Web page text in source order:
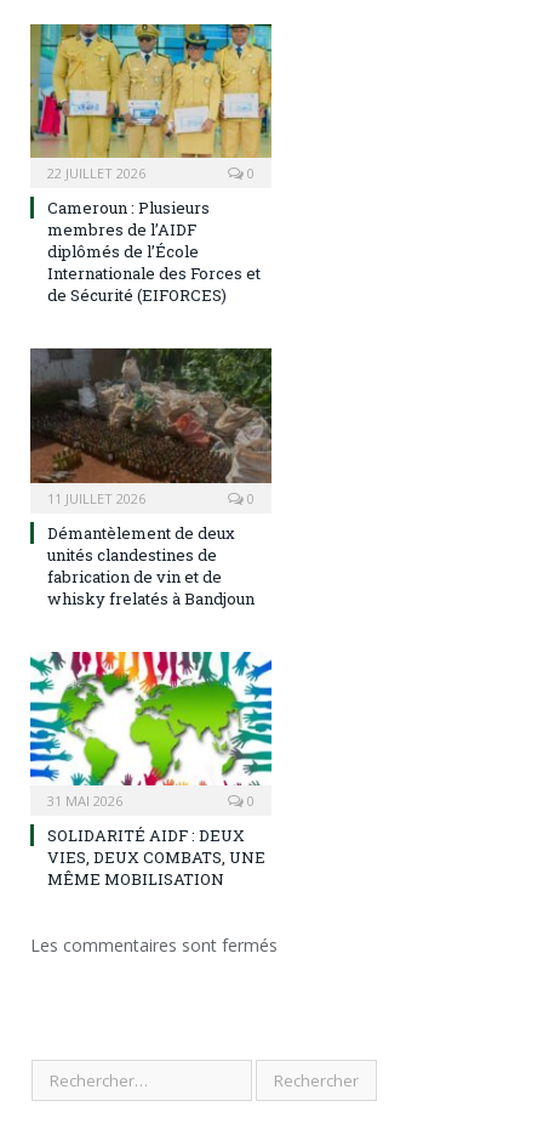
22 JUILLET 2026 0
Cameroun : Plusieurs
membres de l’AIDF
diplômés de l’École
Internationale des Forces et
de Sécurité (EIFORCES)
11 JUILLET 2026 0
Démantèlement de deux
unités clandestines de
fabrication de vin et de
whisky frelatés à Bandjoun
31 MAI 2026 0
SOLIDARITÉ AIDF : DEUX
VIES, DEUX COMBATS, UNE
MÊME MOBILISATION
Les commentaires sont fermés